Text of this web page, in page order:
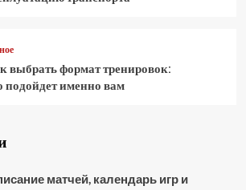
выбрать формат тренировок:
подойдет именно вам
матчей, календарь игр и